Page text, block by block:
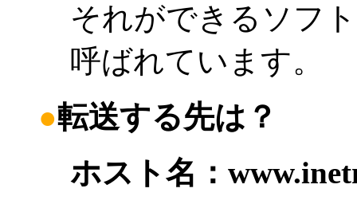
それができるソフ
呼ばれています。
●転送する先は？
ホスト名：